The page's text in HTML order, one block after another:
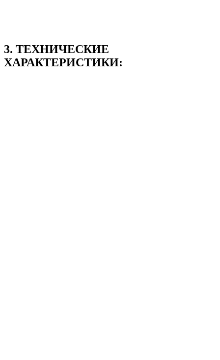
3. ТЕХНИЧЕСКИЕ
ХАРАКТЕРИСТИКИ: